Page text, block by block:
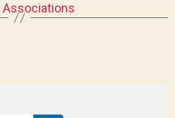
Associations